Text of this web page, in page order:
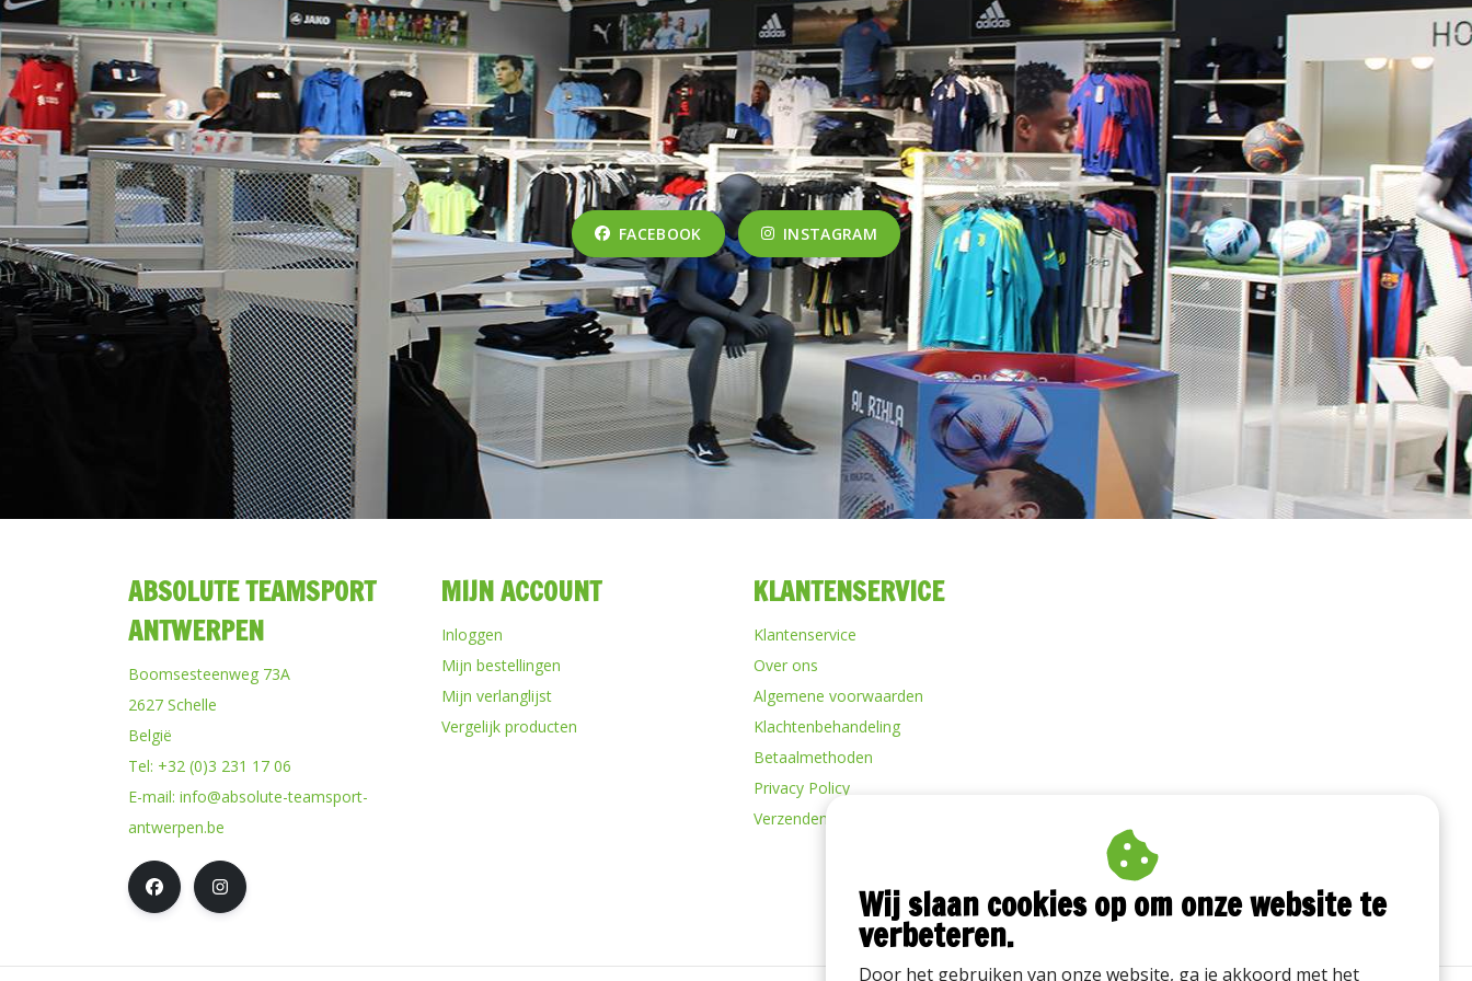
FACEBOOK INSTAGRAM
ABSOLUTE TEAMSPORT
ANTWERPEN
Boomsesteenweg 73A
2627 Schelle
België
Tel: +32 (0)3 231 17 06
E-mail: info@absolute-teamsport-
antwerpen.be
MIJN ACCOUNT
Inloggen
Mijn bestellingen
Mijn verlanglijst
Vergelijk producten
KLANTENSERVICE
Klantenservice
Over ons
Algemene voorwaarden
Klachtenbehandeling
Betaalmethoden
Privacy Policy
Verzenden & retourneren
Wij slaan cookies op om onze website te
verbeteren.
Door het gebruiken van onze website, ga je akkoord met het